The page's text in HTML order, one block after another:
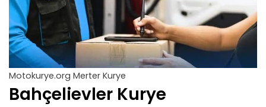
Motokurye.org Merter Kurye
Bahçelievler Kurye